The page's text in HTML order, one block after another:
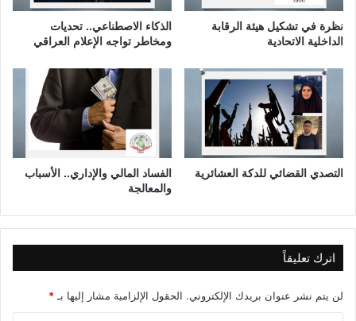
ا
ا
و
ر
ي
نظرة في تشكيل هيئة الرقابة
الداخلية الاتحادية
الذكاء الاصطناعي.. تحديات
ومخاطر تواجه الإعلام العراقي
التصدي القضائي للدكة العشائرية
الفساد المالي والإداري.. الأسباب
والمعالجة
اترك تعليقاً
لن يتم نشر عنوان بريدك الإلكتروني. الحقول الإلزامية مشار إليها بـ *